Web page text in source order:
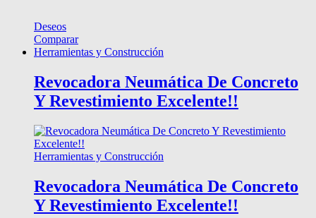
Deseos
Comparar
Herramientas y Construcción
Revocadora Neumática De Concreto
Y Revestimiento Excelente!!
Herramientas y Construcción
Revocadora Neumática De Concreto
Y Revestimiento Excelente!!